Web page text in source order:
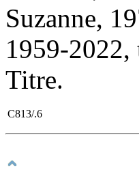
Suzanne,
1959-
Titre.
C813/.6